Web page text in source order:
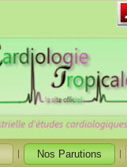
Nos Parutions